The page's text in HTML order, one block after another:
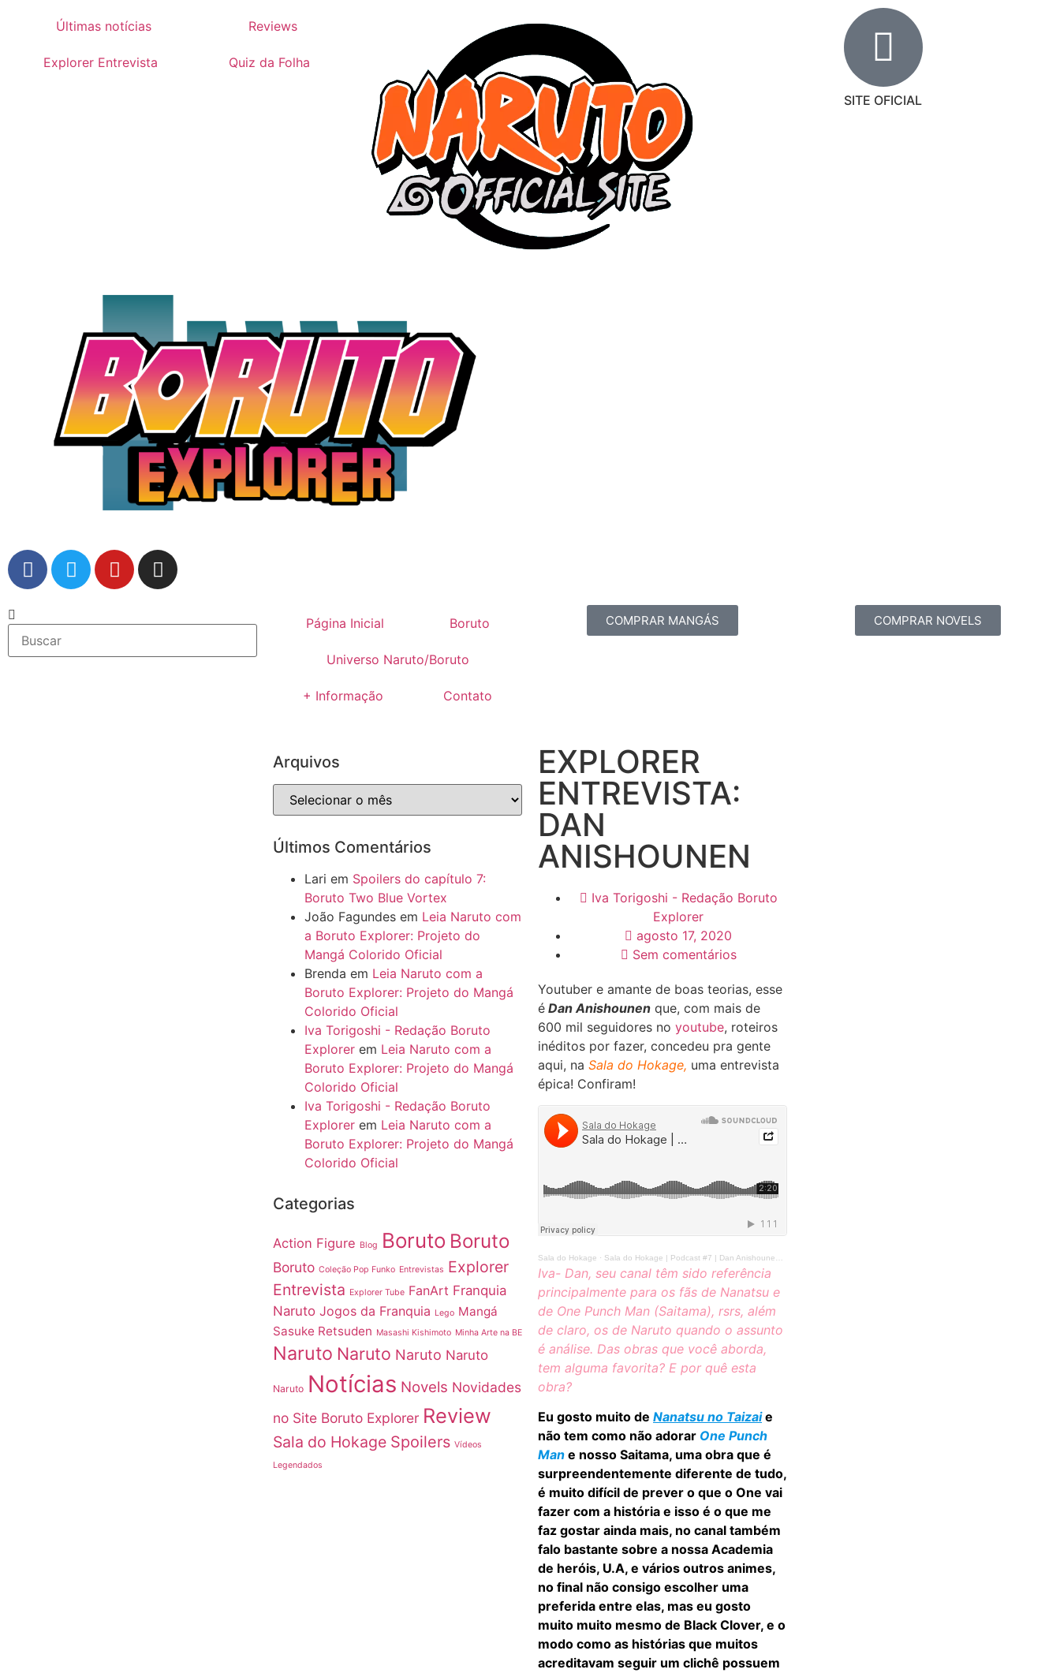
Últimas notícias Reviews
Explorer Entrevista Quiz da Folha
SITE OFICIAL
Página Inicial Boruto
Universo Naruto/Boruto
+ Informação Contato
COMPRAR MANGÁS COMPRAR NOVELS
Arquivos
Últimos Comentários
Lari em Spoilers do capítulo 7:
Boruto Two Blue Vortex
João Fagundes em Leia Naruto com
a Boruto Explorer: Projeto do
Mangá Colorido Oficial
Brenda em Leia Naruto com a
Boruto Explorer: Projeto do Mangá
Colorido Oficial
Iva Torigoshi - Redação Boruto
Explorer em Leia Naruto com a
Boruto Explorer: Projeto do Mangá
Colorido Oficial
Iva Torigoshi - Redação Boruto
Explorer em Leia Naruto com a
Boruto Explorer: Projeto do Mangá
Colorido Oficial
Categorias
Action Figure Blog Boruto Boruto
Boruto Coleção Pop Funko Entrevistas Explorer
Entrevista Explorer Tube FanArt Franquia
Naruto Jogos da Franquia Lego Mangá
Sasuke Retsuden Masashi Kishimoto Minha Arte na BE
Naruto Naruto Naruto Naruto
Naruto Notícias Novels Novidades
no Site Boruto Explorer Review
Sala do Hokage Spoilers Vídeos
Legendados
EXPLORER
ENTREVISTA:
DAN
ANISHOUNEN
Iva Torigoshi - Redação Boruto
Explorer
agosto 17, 2020
Sem comentários
Youtuber e amante de boas teorias, esse
é Dan Anishounen que, com mais de
600 mil seguidores no youtube, roteiros
inéditos por fazer, concedeu pra gente
aqui, na Sala do Hokage, uma entrevista
épica! Confiram!
Sala do Hokage · Sala do Hokage | Podcast #7 | Dan Anishounen – Parte 1
Iva- Dan, seu canal têm sido referência
principalmente para os fãs de Nanatsu e
de One Punch Man (Saitama), rsrs, além
de claro, os de Naruto quando o assunto
é análise. Das obras que você aborda,
tem alguma favorita? E por quê esta
obra?
Eu gosto muito de Nanatsu no Taizai e
não tem como não adorar One Punch
Man e nosso Saitama, uma obra que é
surpreendentemente diferente de tudo,
é muito difícil de prever o que o One vai
fazer com a história e isso é o que me
faz gostar ainda mais, no canal também
falo bastante sobre a nossa Academia
de heróis, U.A, e vários outros animes,
no final não consigo escolher uma
preferida entre elas, mas eu gosto
muito muito mesmo de Black Clover, e o
modo como as histórias que muitos
acreditavam seguir um clichê possuem